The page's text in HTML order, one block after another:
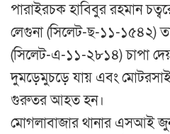
পারাইরচক হাবিবুর রহমান
লেগুনা (সিলেট-ছ-১১-১৫৪২)
(সিলেট-এ-১১-২৮১৪) চাপা
দুমড়েমুচড়ে যায় এবং
গুরুতর আহত হন।
মোগলাবাজার থানার এসআই